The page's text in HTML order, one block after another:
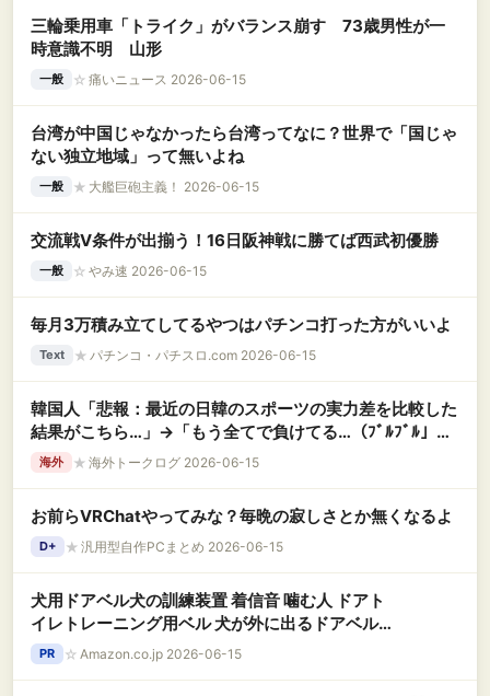
三輪乗用車「トライク」がバランス崩す 73歳男性が一
時意識不明 山形
一般 ☆ 痛いニュース 2026-06-15
台湾が中国じゃなかったら台湾ってなに？世界で「国じゃ
ない独立地域」って無いよね
一般 ★ 大艦巨砲主義！ 2026-06-15
交流戦V条件が出揃う！16日阪神戦に勝てば西武初優勝
一般 ☆ やみ速 2026-06-15
毎月3万積み立てしてるやつはパチンコ打った方がいいよ
Text ★ パチンコ・パチスロ.com 2026-06-15
韓国人「悲報：最近の日韓のスポーツの実力差を比較した
結果がこちら…」→「もう全てで負けてる…（ﾌﾞﾙﾌﾞﾙ」＝
韓国の反応
海外 ★ 海外トークログ 2026-06-15
お前らVRChatやってみな？毎晩の寂しさとか無くなるよ
D+ ★ 汎用型自作PCまとめ 2026-06-15
犬用ドアベル犬の訓練装置 着信音 噛む人 ドアト
イレトレーニング用ベル 犬が外に出るドアベル
わんわん ドア用ベル ケーブル 鎖 ベルト トレーニ
ングベル ペット Beige へむ
PR ☆ Amazon.co.jp 2026-06-15